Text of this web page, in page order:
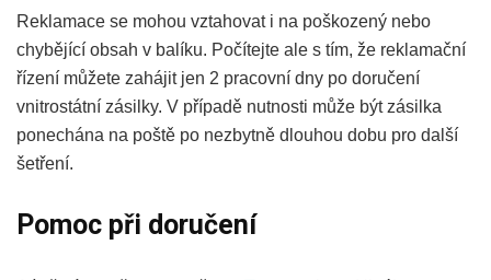
Reklamace se mohou vztahovat i na poškozený nebo
chybějící obsah v balíku. Počítejte ale s tím, že reklamační
řízení můžete zahájit jen 2 pracovní dny po doručení
vnitrostátní zásilky. V případě nutnosti může být zásilka
ponechána na poště po nezbytně dlouhou dobu pro další
šetření.
Pomoc při doručení